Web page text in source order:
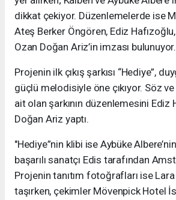
dikkat çekiyor. Düzenlemelerde ise
Ateş Berker Öngören, Ediz
Ozan Doğan Ariz’in imzası bulunuyor.
Projenin ilk çıkış şarkısı “Hediye”,
güçlü melodisiyle öne çıkıyor. Söz
ait olan şarkının düzenlemesini Ediz
Doğan Ariz yaptı.
"Hediye”nin klibi ise Aybüke
başarılı sanatçı Edis tarafından
Projenin tanıtım fotoğrafları ise Lara
taşırken, çekimler Mövenpick Hotel